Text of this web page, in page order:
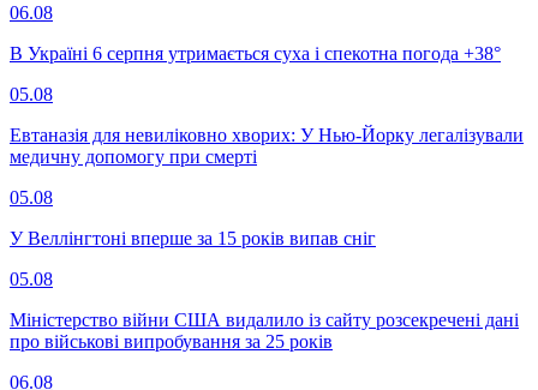
06.08
В Україні 6 серпня утримається суха і спекотна погода +38°
05.08
Евтаназія для невиліковно хворих: У Нью-Йорку легалізували
медичну допомогу при смерті
05.08
У Веллінгтоні вперше за 15 років випав сніг
05.08
Міністерство війни США видалило із сайту розсекречені дані
про військові випробування за 25 років
06.08